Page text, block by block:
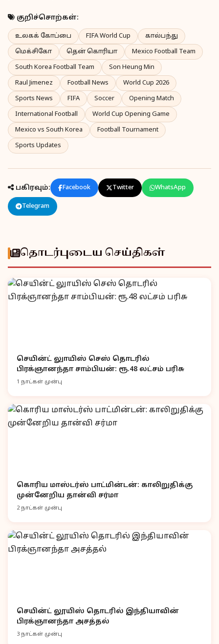
குறிச்சொற்கள்:
உலகக் கோப்பை FIFA World Cup
கால்பந்து
மெக்சிகோ
தென் கொரியா
Mexico Football Team
South Korea Football Team
Son Heung Min
Raul Jimenez
Football News
World Cup 2026
Sports News
FIFA Soccer
Opening Match
International Football
World Cup Opening Game
Mexico vs South Korea
Football Tournament
Sports Updates
பகிரவும்: Facebook Twitter WhatsApp
Telegram
தொடர்புடைய செய்திகள்
செயின்ட் லுாயிஸ் செஸ் தொடரில்
பிரக்ஞானந்தா சாம்பியன்: ரூ.48 லட்சம் பரிசு
1 நாட்கள் முன்பு
கொரிய மாஸ்டர்ஸ் பாட்மின்டன்: காலிறுதிக்கு
முன்னேறிய தான்வி சர்மா
2 நாட்கள் முன்பு
செயின்ட் லூயிஸ் தொடரில் இந்தியாவின்
பிரக்ஞானந்தா அசத்தல்
3 நாட்கள் முன்பு